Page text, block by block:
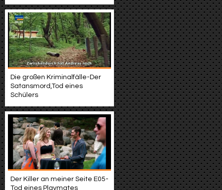
Die großen Kriminalfälle-Der
Satansmord,Tod eines
Schülers
Der Killer an meiner Seite E05-
Tod eines Playmates